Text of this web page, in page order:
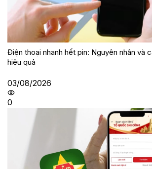
Điện thoại nhanh hết pin: Nguyên nhân và
hiệu quả
03/08/2026
0